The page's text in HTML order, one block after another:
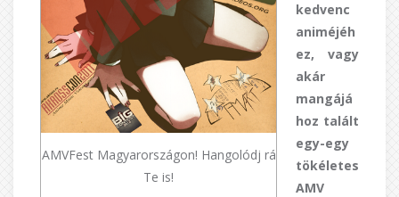
AMVFest Magyarországon! Hangolódj rá
Te is!
kedvenc
animéjéh
ez, vagy
akár
mangájá
hoz talált
egy-egy
tökéletes
AMV